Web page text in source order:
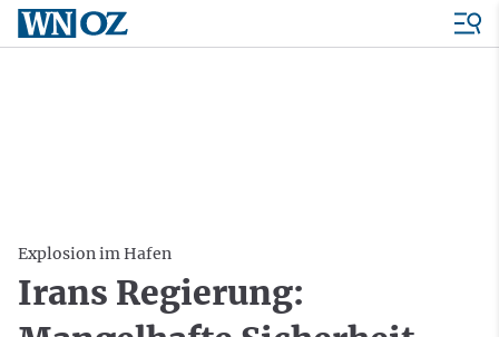
Explosion im Hafen
Irans Regierung: